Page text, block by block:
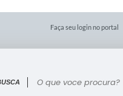
Faça seu login no portal
que voce procura?